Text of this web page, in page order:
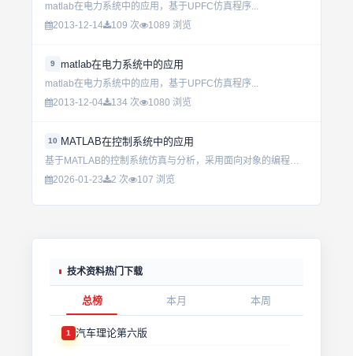
matlab在电力系统中的应用，基于UPFC仿真程序...
2013-12-14
109 次 1089 浏览
9 matlab在电力系统中的应用
matlab在电力系统中的应用，基于UPFC仿真程序...
2013-12-04
134 次 1080 浏览
10 MATLAB在控制系统中的应用
基于MATLAB的控制系统仿真与分析，采用面向对象的编程架构，支持实时数据处理与动态建模，提升控制算法开发效率。...
2026-01-23
2 次 107 浏览
技术资料热门下载
总榜 本月 本周
1 汽车理论第六版